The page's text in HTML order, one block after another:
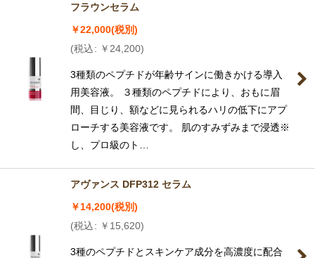
フラウンセラム
￥22,000(税別)
(税込: ￥ 24,200)
3種類のペプチドが年齢サインに働きかける導入
用美容液。 ３種類のペプチドにより、おもに眉
間、目じり、額などに見られるハリの低下にアプ
ローチする美容液です。 肌のすみずみまで浸透※
し、プロ級のト…
アヴァンス DFP312 セラム
￥14,200(税別)
(税込: ￥ 15,620)
3種のペプチドとスキンケア成分を高濃度に配合